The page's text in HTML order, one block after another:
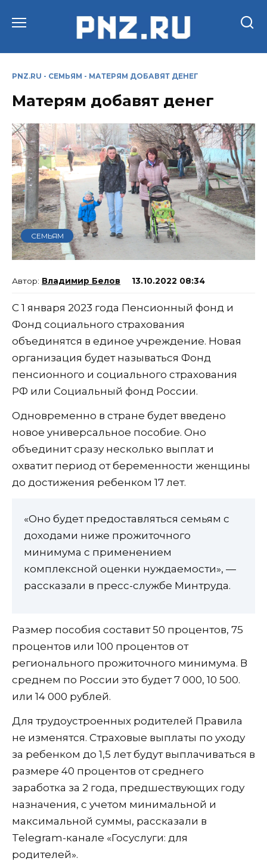
PNZ.RU - СЕМЬЯМ - МАТЕРЯМ ДОБАВЯТ ДЕНЕГ
Матерям добавят денег
СЕМЬЯМ
Владимир Белов 13.10.2022 08:34
С 1 января 2023 года Пенсионный фонд и
Фонд социального страхования
объединятся в единое учреждение. Новая
организация будет называться Фонд
пенсионного и социального страхования
РФ или Социальный фонд России.
Одновременно в стране будет введено
новое универсальное пособие. Оно
объединит сразу несколько выплат и
охватит период от беременности женщины
до достижения ребенком 17 лет.
«Оно будет предоставляться семьям с
доходами ниже прожиточного
минимума с применением
комплексной оценки нуждаемости», —
рассказали в пресс-службе Минтруда.
Размер пособия составит 50 процентов, 75
процентов или 100 процентов от
регионального прожиточного минимума. В
среднем по России это будет 7 000, 10 500.
или 14 000 рублей.
Для трудоустроенных родителей Правила
не изменятся. Страховые выплаты по уходу
за ребенком до 1,5 лет будут выплачиваться в
размере 40 процентов от среднего
заработка за 2 года, предшествующих году
назначения, с учетом минимальной и
максимальной суммы, рассказали в
Telegram-канале «Госуслуги: для
родителей».